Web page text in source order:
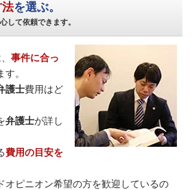
法を選ぶ。
して依頼できます。
、事件に合っ
す。
護士費用はど
弁護士が詳し
費用の目安を
オピニオン希望の方を歓迎しているの